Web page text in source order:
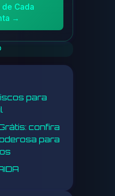
Cada
→
para
confira
para